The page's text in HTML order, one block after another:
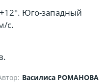
Юго-западный
с.
Василиса РОМАНОВА